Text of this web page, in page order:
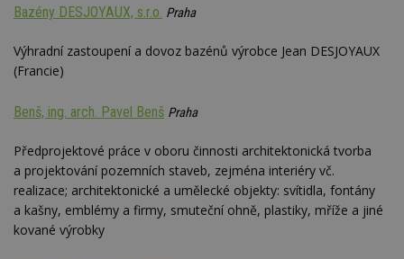
Bazény DESJOYAUX, s.r.o. Praha
Výhradní zastoupení a dovoz bazénů výrobce Jean DESJOYAUX
(Francie)
Benš, ing. arch. Pavel Benš Praha
Předprojektové práce v oboru činnosti architektonická tvorba
a projektování pozemních staveb, zejména interiéry vč.
realizace; architektonické a umělecké objekty: svítidla, fontány
a kašny, emblémy a firmy, smuteční ohně, plastiky, mříže a jiné
kované výrobky